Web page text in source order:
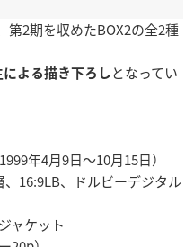
第2期を収めたBOX2の全2種
よる描き下ろし となってい
年4月9日～10月15日）
16:9LB、ドルビーデジタル
ャケット